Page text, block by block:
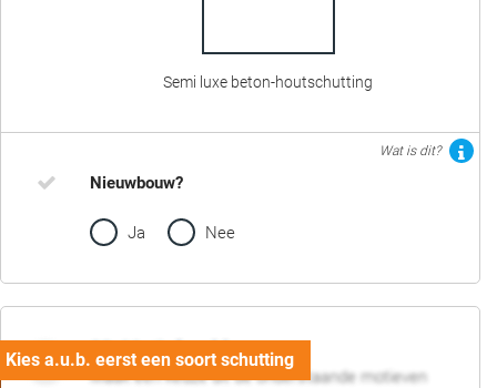
Semi luxe beton-houtschutting
Wat is dit?
Nieuwbouw?
Ja Nee
02. Motief en kleur
Maak een keuze uit de onderstaande motieven